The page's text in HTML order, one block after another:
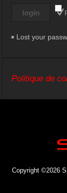
Lost your
Politique de
Copyright ©2026